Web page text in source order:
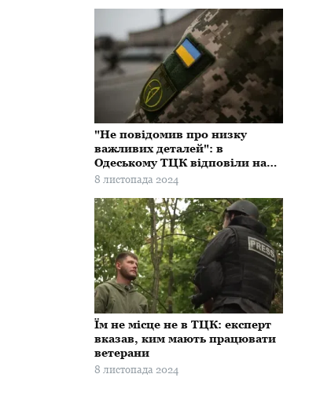
"Не повідомив про низку
важливих деталей": в
Одеському ТЦК відповіли на
слова Стерненка
8 листопада 2024
Їм не місце не в ТЦК: експерт
вказав, ким мають працювати
ветерани
8 листопада 2024